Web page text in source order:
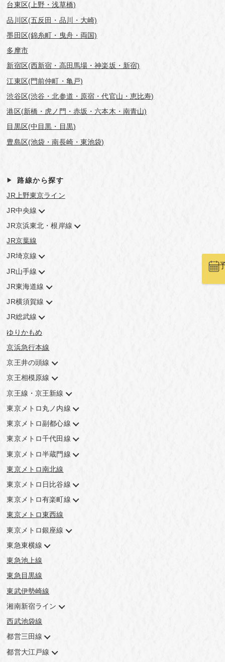
台東区(上野・浅草橋)
品川区(五反田・品川・大崎)
墨田区(錦糸町・曳舟・両国)
多摩市
新宿区(西新宿・高田馬場・神楽坂・新宿)
江東区(門前仲町・亀戸)
渋谷区(渋谷・北参道・原宿・代官山・恵比寿)
港区(新橋・虎ノ門・赤坂・六本木・南青山)
目黒区(中目黒・目黒)
豊島区(池袋・南長崎・東池袋)
路線から探す
JR上野東京ライン
JR中央線
JR京浜東北・根岸線
JR京葉線
JR埼京線
JR山手線
JR東海道線
JR横須賀線
JR総武線
ゆりかもめ
京浜急行本線
京王井の頭線
京王相模原線
京王線・京王新線
東京メトロ丸ノ内線
東京メトロ副都心線
東京メトロ千代田線
東京メトロ半蔵門線
東京メトロ南北線
東京メトロ日比谷線
東京メトロ有楽町線
東京メトロ東西線
東京メトロ銀座線
東急東横線
東急池上線
東急目黒線
東武伊勢崎線
湘南新宿ライン
西武池袋線
都営三田線
都営大江戸線